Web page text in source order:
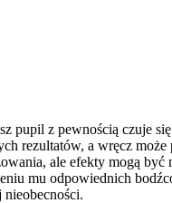
pupil z pewnością czuje
rezultatów, a wręcz
ale efekty mogą być
mu odpowiednich
nieobecności.